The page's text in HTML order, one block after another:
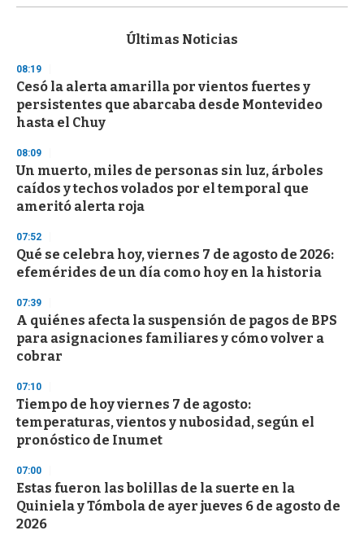
s
d
s
o
f
3
s
e
c
o
n
s
Últimas Noticias
08:19
Cesó la alerta amarilla por vientos fuertes y
persistentes que abarcaba desde Montevideo
hasta el Chuy
08:09
Un muerto, miles de personas sin luz, árboles
caídos y techos volados por el temporal que
ameritó alerta roja
07:52
Qué se celebra hoy, viernes 7 de agosto de 2026:
efemérides de un día como hoy en la historia
07:39
A quiénes afecta la suspensión de pagos de BPS
para asignaciones familiares y cómo volver a
cobrar
07:10
Tiempo de hoy viernes 7 de agosto:
temperaturas, vientos y nubosidad, según el
pronóstico de Inumet
07:00
Estas fueron las bolillas de la suerte en la
Quiniela y Tómbola de ayer jueves 6 de agosto de
2026